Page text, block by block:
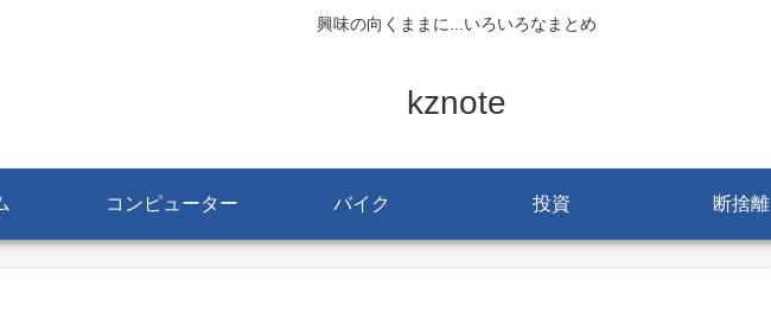
興味の向くままに...いろいろなまとめ
kznote
コンピューター バイク 投資 断捨離